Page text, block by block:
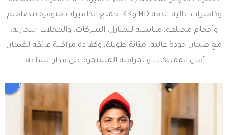
وكاميرات عالية الدقة HD و4K. جميع الكاميرات متوفرة بتصاميم
وأحجام مختلفة، مناسبة للمنازل، الشركات، والمحلات التجارية،
مع ضمان جودة عالية، متانة طويلة، وكفاءة مراقبة فائقة لضمان
أمان الممتلكات والمراقبة المستمرة على مدار الساعة.